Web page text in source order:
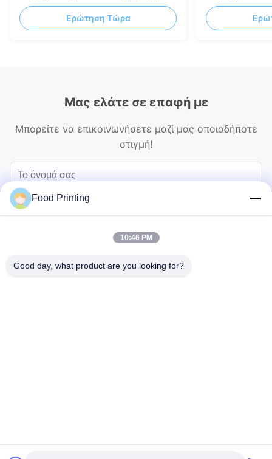
CMYK Πλήρους Χρώματος 75m/Min
Ερώτηση Τώρα
Χρώματος,
600*1200dpi
Μας ελάτε σε επαφή με
Μπορείτε να επικοινωνήσετε μαζί μας οποιαδήποτε
στιγμή!
Food Printing
10:46 PM
Good day, what product are you looking for?